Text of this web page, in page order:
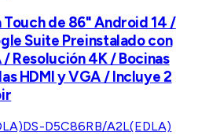
de 86" Android 14 /
Suite Preinstalado con
Resolución 4K / Bocinas
HDMI y VGA / Incluye 2
DS-D5C86RB/A2L(EDLA)